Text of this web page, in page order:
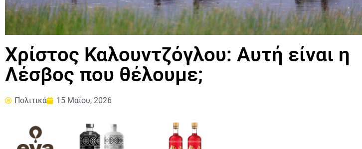
Χρίστος Καλουντζόγλου: Αυτή είναι η
Λέσβος που θέλουμε;
Πολιτικά 15 Μαΐου, 2026